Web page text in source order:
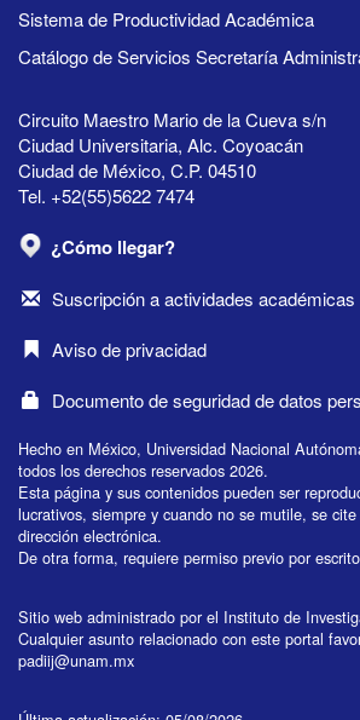
Sistema de Productividad Académica
Catálogo de Servicios Secretaría
Circuito Maestro Mario de la Cueva s/n
Ciudad Universitaria, Alc. Coyoacán
Ciudad de México, C.P. 04510
Tel. +52(55)5622 7474
¿Cómo llegar?
Suscripción a actividades académicas
Aviso de privacidad
Documento de seguridad de datos
Hecho en México, Universidad Nacional
todos los derechos reservados 2026.
Esta página y sus contenidos pueden ser
lucrativos, siempre y cuando no se mutile, se
dirección electrónica.
De otra forma, requiere permiso previo por
Sitio web administrado por el Instituto de
Cualquier asunto relacionado con este portal
padiij@unam.mx